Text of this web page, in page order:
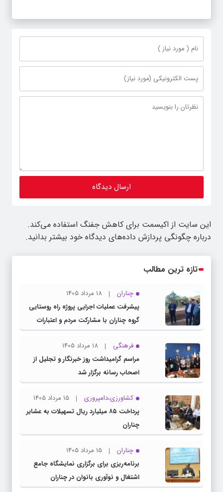
این سایت از اکیسمت برای کاهش جفنگ استفاده می‌کند.
درباره چگونگی پردازش داده‌های دیدگاه خود بیشتر بدانید.
تازه ترین مطالب
چناران
18 مرداد 1405
پیشرفت عملیات اجرایی پروژه راه روستایی
گروه چناران با مشارکت مردم و اعتبارات
دولتی
فرهنگی
18 مرداد 1405
مراسم گرامیداشت روز خبرنگار و تجلیل از
اصحاب رسانه برگزار شد
کشاورزی،دامپروری
15 مرداد 1405
پرداخت ۸۵ میلیارد ریال تسهیلات به عشایر
چناران
چناران
15 مرداد 1405
برنامه‌ریزی برای برگزاری نمایشگاه جامع
اشتغال و نوآوری بانوان در چناران